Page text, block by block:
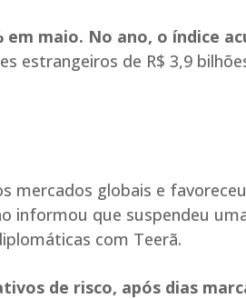
maio. No ano, o índice
estrangeiros de R$ 3,9
mercados globais e
informou que suspendeu
com Teerã.
de risco, após dias